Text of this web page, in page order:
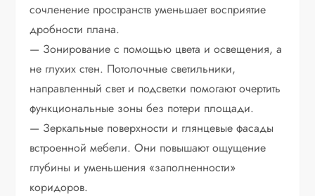
сочленение пространств уменьшает восприятие
дробности плана.
— Зонирование с помощью цвета и освещения, а
не глухих стен. Потолочные светильники,
направленный свет и подсветки помогают очертить
функциональные зоны без потери площади.
— Зеркальные поверхности и глянцевые фасады
встроенной мебели. Они повышают ощущение
глубины и уменьшения «заполненности»
коридоров.